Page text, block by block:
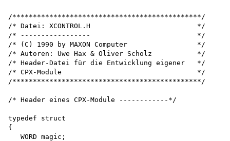
/**********************************************/
/* Datei: XCONTROL.H                          */
/* -----------------                          */
/* (C) 1990 by MAXON Computer                 */
/* Autoren: Uwe Hax & Oliver Scholz           */
/* Header-Datei für die Entwicklung eigener   */
/* CPX-Module                                 */
/**********************************************/
/* Header eines CPX-Module ------------*/
typedef struct
{
   WORD magic;